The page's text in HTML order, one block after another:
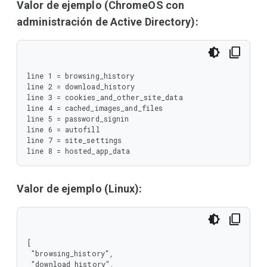
Valor de ejemplo (ChromeOS con
administración de Active Directory):
line 1 = browsing_history
line 2 = download_history
line 3 = cookies_and_other_site_data
line 4 = cached_images_and_files
line 5 = password_signin
line 6 = autofill
line 7 = site_settings
line 8 = hosted_app_data
Valor de ejemplo (Linux):
[